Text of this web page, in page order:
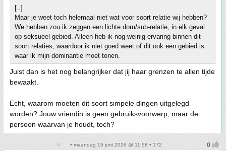
[..]
Maar je weet toch helemaal niet wat voor soort relatie wij hebben?
We hebben zou ik zeggen een lichte dom/sub-relatie, in elk geval
op seksueel gebied. Alleen heb ik nog weinig ervaring binnen dit
soort relaties, waardoor ik niet goed weet of dit ook een gebied is
waar ik mijn dominantie moet tonen.
Juist dan is het nog belangrijker dat jij haar grenzen te allen tijde
bewaakt.
Echt, waarom moeten dit soort simpele dingen uitgelegd
worden? Jouw vriendin is geen gebruiksvoorwerp, maar de
persoon waarvan je houdt, toch?
• maandag 15 juni 2026 @ 11:58 • 172